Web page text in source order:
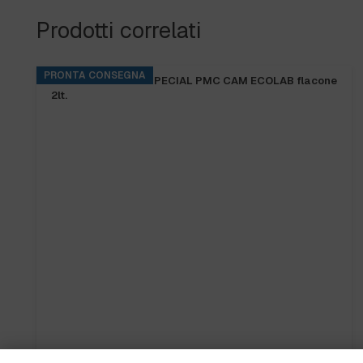
Prodotti correlati
PRONTA CONSEGNA
KITCHENPRO DES SPECIAL PMC CAM ECOLAB flacone
2lt.